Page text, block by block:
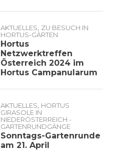
AKTUELLES, ZU BESUCH IN
HORTUS-GÄRTEN
Hortus
Netzwerktreffen
Österreich 2024 im
Hortus Campanularum
AKTUELLES, HORTUS
GIRASOLE IN
NIEDERÖSTERREICH -
GARTENRUNDGÄNGE
Sonntags-Gartenrunde
am 21. April